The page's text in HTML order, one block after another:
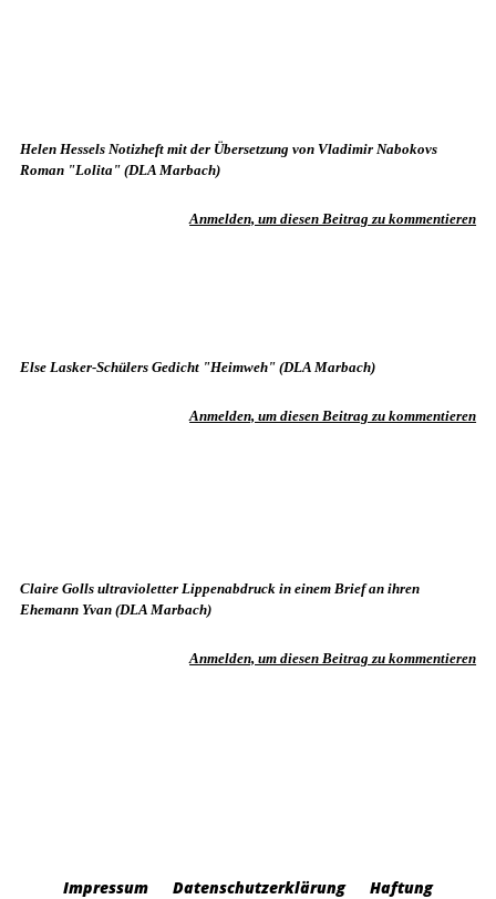
Helen Hessels Notizheft mit der Übersetzung von Vladimir Nabokovs
Roman "Lolita" (DLA Marbach)
Anmelden, um diesen Beitrag zu kommentieren
Else Lasker-Schülers Gedicht "Heimweh" (DLA Marbach)
Anmelden, um diesen Beitrag zu kommentieren
Claire Golls ultravioletter Lippenabdruck in einem Brief an ihren
Ehemann Yvan (DLA Marbach)
Anmelden, um diesen Beitrag zu kommentieren
Impressum Datenschutzerklärung Haftung